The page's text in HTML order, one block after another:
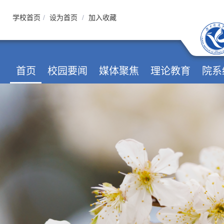
学校首页 / 设为首页 / 加入收藏
首页 校园要闻 媒体聚焦 理论教育 院